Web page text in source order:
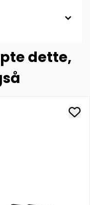
dette,